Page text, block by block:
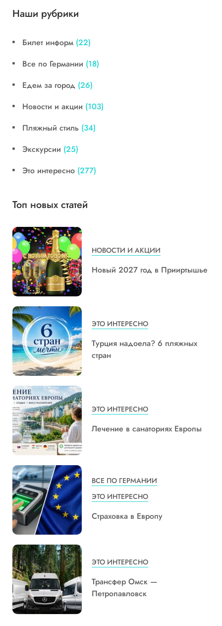
Наши рубрики
Билет информ (22)
Все по Германии (18)
Едем за город (26)
Новости и акции (103)
Пляжный стиль (34)
Экскурсии (25)
Это интересно (277)
Топ новых статей
НОВОСТИ И АКЦИИ
Новый 2027 год в Прииртышье
ЭТО ИНТЕРЕСНО
Турция надоела? 6 пляжных
стран
ЭТО ИНТЕРЕСНО
Лечение в санаториях Европы
ВСЕ ПО ГЕРМАНИИ
ЭТО ИНТЕРЕСНО
Страховка в Европу
ЭТО ИНТЕРЕСНО
Трансфер Омск —
Петропавловск